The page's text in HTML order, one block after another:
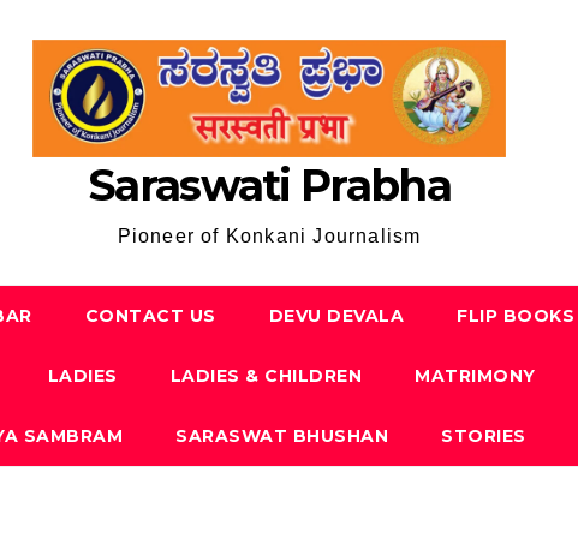
Saraswati Prabha
Pioneer of Konkani Journalism
CONTACT US DEVU DEVALA FLIP BOOKS
LADIES LADIES & CHILDREN MATRIMONY
SAMBRAM SARASWAT BHUSHAN STORIES